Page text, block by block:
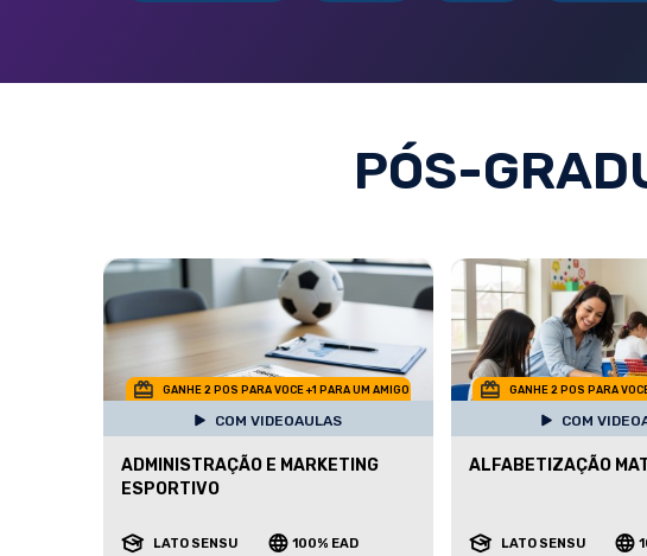
PÓS-
GANHE 2 POS PARA VOCE +1 PARA UM AMIGO
COM VIDEOAULAS
ADMINISTRAÇÃO E MARKETING
ESPORTIVO
LATO SENSU 100% EAD
GANHE 2 POS PARA
COM
ALFABETIZAÇÃO
LATO SENSU